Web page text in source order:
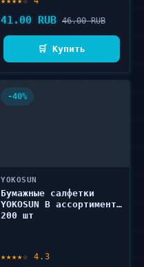
41.00 RUB 46.00 RUB
🛒 Купить
-40%
YOKOSUN
Бумажные салфетки
YOKOSUN В ассортименте
200 шт
★★★★☆ 4.3